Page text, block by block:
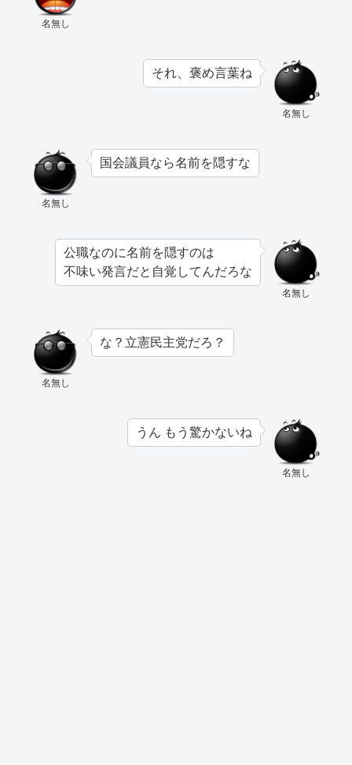
名無し
名無し
それ、褒め言葉ね
名無し
国会議員なら名前を隠すな
名無し
公職なのに名前を隠すのは
不味い発言だと自覚してんだろな
名無し
な？立憲民主党だろ？
名無し
うん もう驚かないね